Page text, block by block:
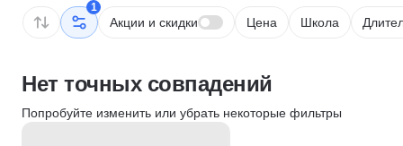
1
Акции и скидки Цена Школа
Нет точных совпадений
Попробуйте изменить или убрать некоторые фильтры